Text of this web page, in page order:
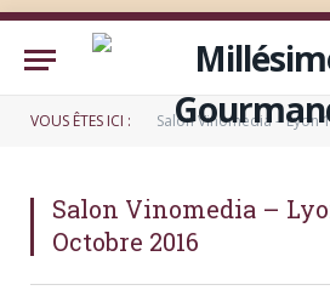
VOUS ÊTES ICI : Salon Vinomedia – Lyon
Salon Vinomedia –
Octobre 2016